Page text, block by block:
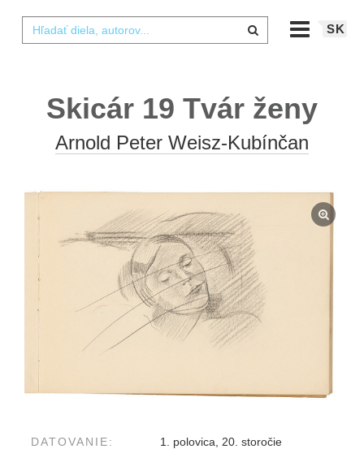
SK
Skicár 19 Tvár ženy
Arnold Peter Weisz-Kubínčan
DATOVANIE: 1. polovica, 20. storočie